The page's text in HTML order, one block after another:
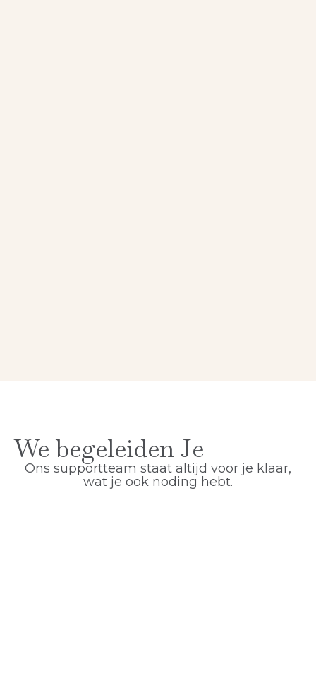
We begeleiden Je
Ons supportteam staat altijd voor je klaar,
wat je ook noding hebt.